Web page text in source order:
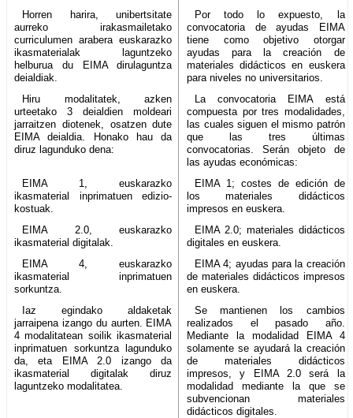
Horren harira, unibertsitate
aurreko irakasmailetako
curriculumen arabera euskarazko
ikasmaterialak laguntzeko
helburua du EIMA dirulaguntza
deialdiak.
Por todo lo expuesto, la
convocatoria de ayudas EIMA
tiene como objetivo otorgar
ayudas para la creación de
materiales didácticos en euskera
para niveles no universitarios.
Hiru modalitatek, azken
urteetako 3 deialdien moldeari
jarraitzen diotenek, osatzen dute
EIMA deialdia. Honako hau da
diruz lagunduko dena:
La convocatoria EIMA está
compuesta por tres modalidades,
las cuales siguen el mismo patrón
que las tres últimas
convocatorias. Serán objeto de
las ayudas económicas:
EIMA 1, euskarazko
ikasmaterial inprimatuen edizio-
kostuak.
EIMA 1; costes de edición de
los materiales didácticos
impresos en euskera.
EIMA 2.0, euskarazko
ikasmaterial digitalak.
EIMA 2.0; materiales didácticos
digitales en euskera.
EIMA 4, euskarazko
ikasmaterial inprimatuen
sorkuntza.
EIMA 4; ayudas para la creación
de materiales didácticos impresos
en euskera.
Iaz egindako aldaketak
jarraipena izango du aurten. EIMA
4 modalitatean soilik ikasmaterial
inprimatuen sorkuntza lagunduko
da, eta EIMA 2.0 izango da
ikasmaterial digitalak diruz
laguntzeko modalitatea.
Se mantienen los cambios
realizados el pasado año.
Mediante la modalidad EIMA 4
solamente se ayudará la creación
de materiales didácticos
impresos, y EIMA 2.0 será la
modalidad mediante la que se
subvencionan materiales
didácticos digitales.